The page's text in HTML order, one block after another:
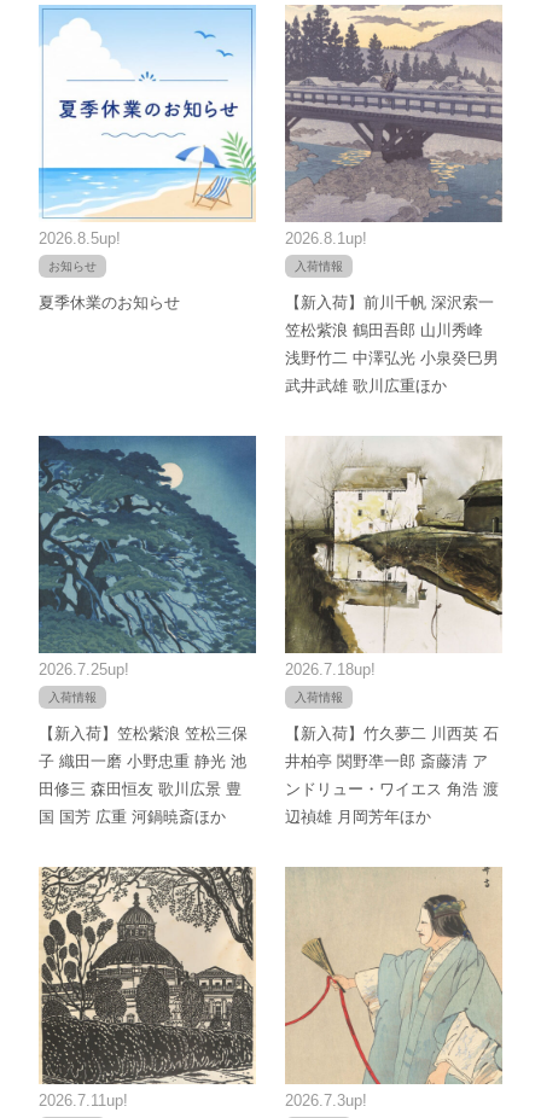
2026.8.5up!
お知らせ
夏季休業のお知らせ
2026.8.1up!
入荷情報
【新入荷】前川千帆 深沢索一
笠松紫浪 鶴田吾郎 山川秀峰
浅野竹二 中澤弘光 小泉癸巳男
武井武雄 歌川広重ほか
2026.7.25up!
入荷情報
【新入荷】笠松紫浪 笠松三保
子 織田一磨 小野忠重 静光 池
田修三 森田恒友 歌川広景 豊
国 国芳 広重 河鍋暁斎ほか
2026.7.18up!
入荷情報
【新入荷】竹久夢二 川西英 石
井柏亭 関野凖一郎 斎藤清 ア
ンドリュー・ワイエス 角浩 渡
辺禎雄 月岡芳年ほか
2026.7.11up! 2026.7.3up!